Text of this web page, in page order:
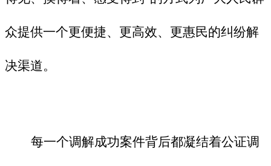
众提供一个更便捷、更高效、更惠民的纠纷解
决渠道。
每一个调解成功案件背后都凝结着公证调